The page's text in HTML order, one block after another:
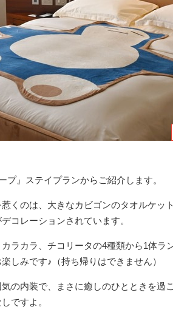
プ』ステイプランからご紹介します。
くのは、大きなカビゴンのタオルケッ
コレーションされています。
ラカラ、チコリータの4種類から1体ラ
しみです♪（持ち帰りはできません）
の内装で、まさに癒しのひとときを過
ですよ。